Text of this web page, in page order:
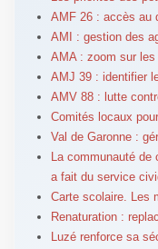
AMF 26 : accès au
AMI : gestion des
AMA : zoom sur
AMJ 39 : identifier
AMV 88 : lutte
Comités locaux
Val de Garonne :
La communauté de
a fait du service
Carte scolaire. Les
Renaturation :
Luzé renforce sa